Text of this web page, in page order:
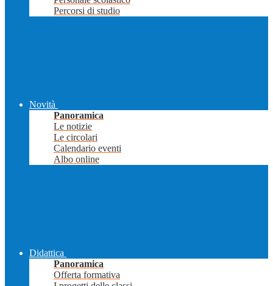
Percorsi di studio
Novità
Panoramica
Le notizie
Le circolari
Calendario eventi
Albo online
Didattica
Panoramica
Offerta formativa